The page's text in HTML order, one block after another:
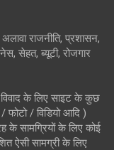
राजनीति, प्रशासन,
सेहत, ब्यूटी, रोजगार
के लिए साइट के कुछ
/ फोटो / विडियो आदि )
के सामग्रियों के लिए कोई
ऐसी सामग्री के लिए